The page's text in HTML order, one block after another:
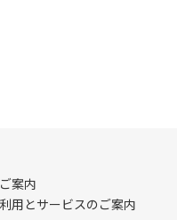
案内
用とサービスのご案内